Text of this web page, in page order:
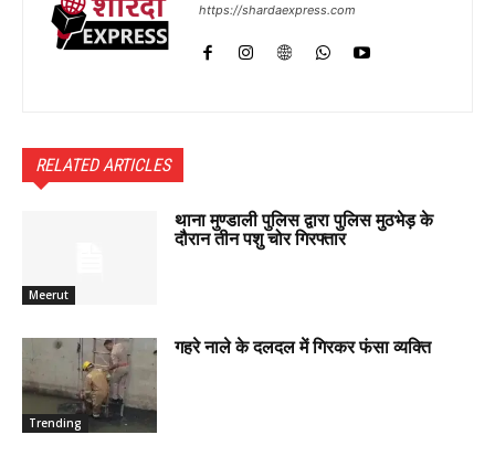
https://shardaexpress.com
RELATED ARTICLES
Meerut
थाना मुण्डाली पुलिस द्वारा पुलिस मुठभेड़ के
दौरान तीन पशु चोर गिरफ्तार
Trending
गहरे नाले के दलदल में गिरकर फंसा व्यक्ति